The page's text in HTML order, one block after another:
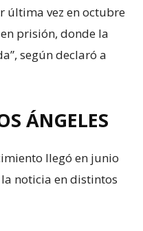
última vez en octubre
prisión, donde la
según declaró a
ÁNGELES
llegó en junio
noticia en distintos